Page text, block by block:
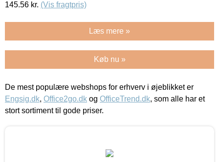
145.56 kr. (Vis fragtpris)
Læs mere »
Køb nu »
De mest populære webshops for erhverv i øjeblikket er
Engsig.dk, Office2go.dk og OfficeTrend.dk, som alle har et
stort sortiment til gode priser.